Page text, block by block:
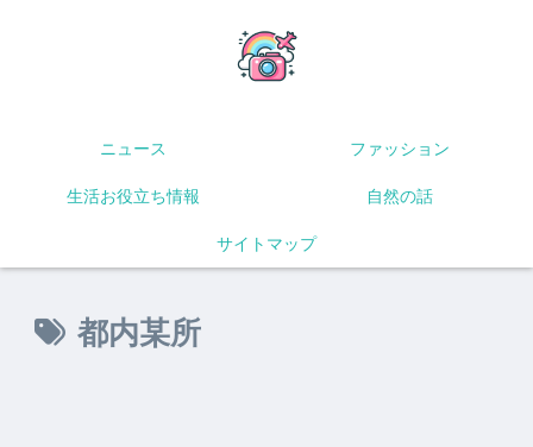
ニュース ファッション
生活お役立ち情報 自然の話
サイトマップ
都内某所